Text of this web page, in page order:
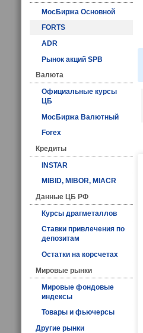
МосБиржа Основной
FORTS
ADR
Рынок акций SPB
Валюта
Официальные курсы
ЦБ
МосБиржа Валютный
Forex
Кредиты
INSTAR
MIBID, MIBOR, MIACR
Данные ЦБ РФ
Курсы драгметаллов
Ставки привлечения по
депозитам
Остатки на корсчетах
Мировые рынки
Мировые фондовые
индексы
Товары и фьючерсы
Другие рынки